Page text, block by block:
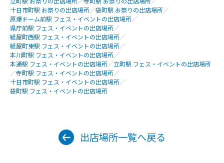
十日市町駅 お祭りの出店場所／袋町駅 お祭りの出店場所／
原爆ドーム前駅 フェス・イベントの出店場所／
県庁前駅 フェス・イベントの出店場所／
紙屋町西駅 フェス・イベントの出店場所／
紙屋町東駅 フェス・イベントの出店場所／
本川町駅 フェス・イベントの出店場所／
本通駅 フェス・イベントの出店場所／立町駅 フェス・イベントの出店場所
／寺町駅 フェス・イベントの出店場所／
十日市町駅 フェス・イベントの出店場所／
袋町駅 フェス・イベントの出店場所
出店場所一覧へ戻る